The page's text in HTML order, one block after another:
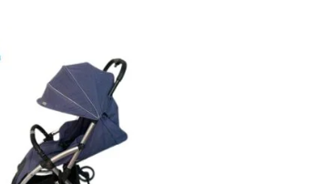
Add to
wishlist